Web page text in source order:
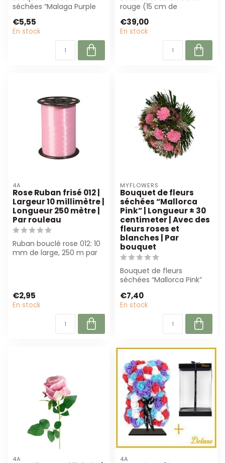
séchées “Malaga Purple
des fleurs viol...
€5,55
En stock
rouge (15 cm de
hauteur) pour présenta...
€39,00
En stock
4A
Rose Ruban frisé 012 |
Largeur 10 millimètre |
Longueur 250 mètre |
Par rouleau
Ruban bouclé rose 012: 10
mm de large, 250 m par
€2,95
En stock
MYFLOWERS
Bouquet de fleurs
séchées “Mallorca
Pink” | Longueur ± 30
centimeter | Avec des
fleurs roses et
blanches | Par
bouquet
Bouquet de fleurs
séchées “Mallorca Pink”
séchées rose...
€7,40
En stock
4A 4A